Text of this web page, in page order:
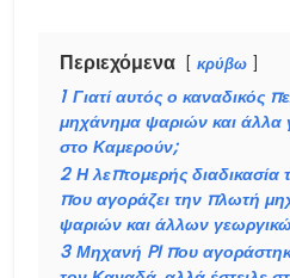
Περιεχόμενα κρύβω
1 Γιατί αυτός ο καναδικός
μηχάνημα ψαριών και άλλα
στο Καμερούν;
2 Η λεπτομερής διαδικασία
που αγοράζει την πλωτή
ψαριών και άλλων
3 Μηχανή PI που